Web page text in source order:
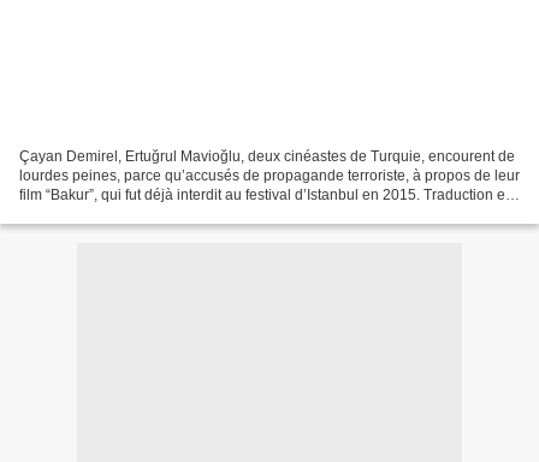
Çayan Demirel, Ertuğrul Mavioğlu, deux cinéastes de Turquie, encourent de
lourdes peines, parce qu’accusés de propagande terroriste, à propos de leur
film “Bakur”, qui fut déjà interdit au festival d’Istanbul en 2015. Traduction en